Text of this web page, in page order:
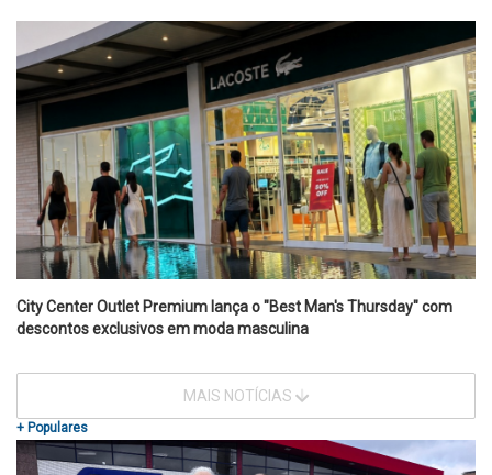
City Center Outlet Premium lança o "Best Man's Thursday" com
descontos exclusivos em moda masculina
MAIS NOTÍCIAS
+ Populares